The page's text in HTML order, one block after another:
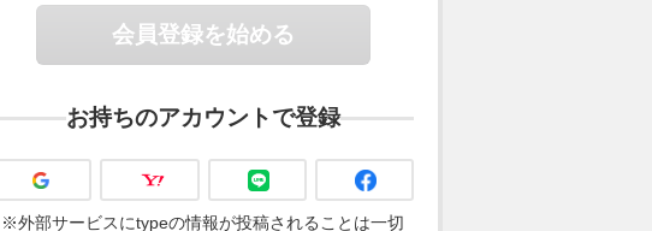
会員登録を始める
お持ちのアカウントで登録
※外部サービスにtypeの情報が投稿されることは一切